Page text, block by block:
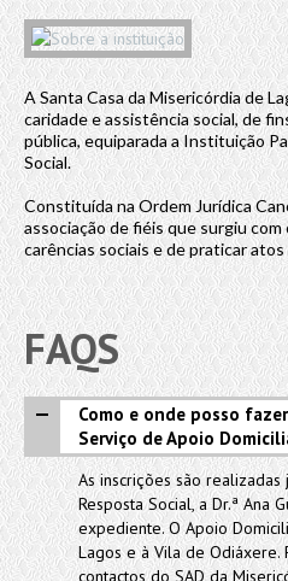
A Santa Casa da Misericórdia de
caridade e assistência social, de
pública, equiparada a Instituição
Social.
Constituída na Ordem Jurídica
associação de fiéis que surgiu
carências sociais e de praticar
FAQS
Como e onde posso
Serviço de Apoio
As inscrições são
Resposta Social, a Dr.ª Ana
expediente. O Apoio
Lagos e à Vila de Odiáxere.
contactos do SAD da